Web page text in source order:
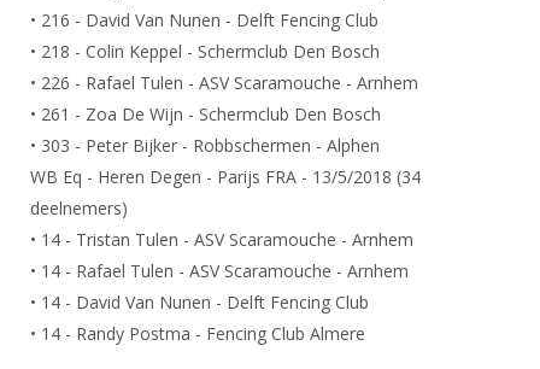
Historie
Ereleden
Leden van Verdiensten
Vacatures
Bondsbureau
Contact
Medewerkers
Samenwerking
Reglementen
Materiaal
Rolstoelschermen
Wedstrijdkalender
KNAS Keurmerk
NK's
JPT
Talentontwikkeling
Atletencommissie
Internationale Titeltoernooien
Internationale aanmeldingen
Nationale opleidingen
Internationale opleidingen
Opleidingen
Leraar
Voor scheidsrechters
• 216 - David Van Nunen - Delft Fencing Club
• 218 - Colin Keppel - Schermclub Den Bosch
• 226 - Rafael Tulen - ASV Scaramouche - Arnhem
• 261 - Zoa De Wijn - Schermclub Den Bosch
• 303 - Peter Bijker - Robbschermen - Alphen
WB Eq - Heren Degen - Parijs FRA - 13/5/2018 (34
deelnemers)
• 14 - Tristan Tulen - ASV Scaramouche - Arnhem
• 14 - Rafael Tulen - ASV Scaramouche - Arnhem
• 14 - David Van Nunen - Delft Fencing Club
• 14 - Randy Postma - Fencing Club Almere